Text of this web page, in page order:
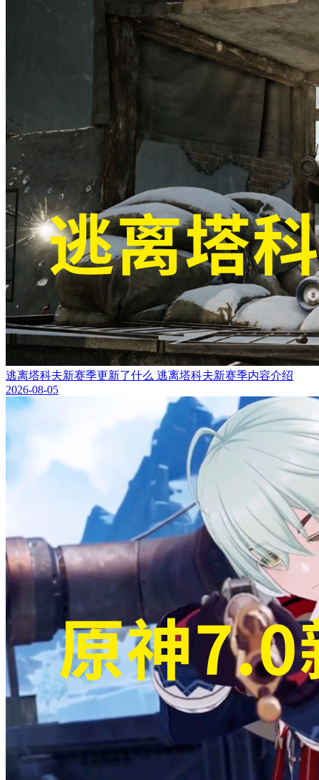
逃离塔科夫新赛季更新了什么 逃离塔科夫新赛季内容介绍
2026-08-05